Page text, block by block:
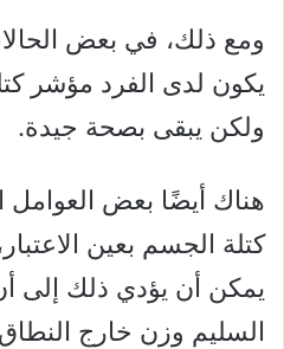
ومع ذلك، في بعض
يكون لدى الفرد مؤشر
ولكن يبقى بصحة جيدة.
هناك أيضًا بعض العوامل
كتلة الجسم بعين
يمكن أن يؤدي ذلك إلى
السليم وزن خارج